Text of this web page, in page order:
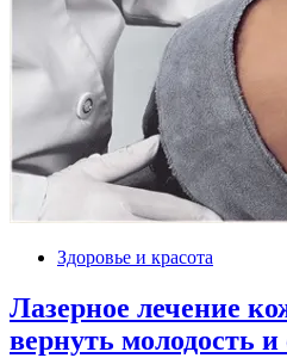
Здоровье и красота
Лазерное лечение
вернуть молодость и